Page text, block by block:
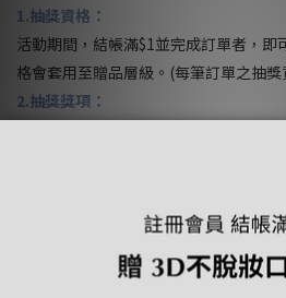
1.抽獎資格：
活動期間，結帳滿$1並完成訂單者，
格會套用至贈品層級。(每筆訂單之抽
2.抽獎獎項：
隨機抽出，中獎名單將公佈於
粉絲專頁或LINE官方帳號客服領獎。